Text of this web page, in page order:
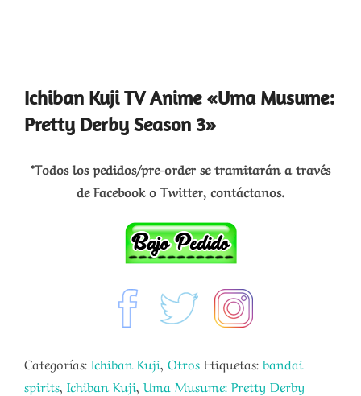
Ichiban Kuji TV Anime «Uma Musume:
Pretty Derby Season 3»
*Todos los pedidos/pre-order se tramitarán a través
de Facebook o Twitter, contáctanos.
Categorías: Ichiban Kuji, Otros Etiquetas: bandai
spirits, Ichiban Kuji, Uma Musume: Pretty Derby